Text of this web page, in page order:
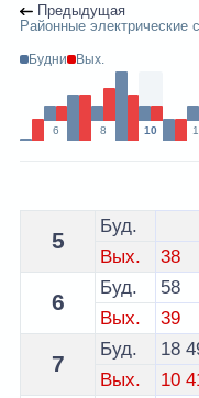
Предыдущая
Районные электрические
Будни Вых.
6 8 10
Расписание 2
5
Буд.
Вых.
38
6
Буд.
58
Вых.
39
7
Буд. 18
Вых.
10